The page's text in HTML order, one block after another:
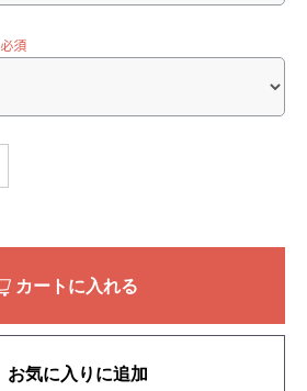
必須
カートに入れる
お気に入りに追加